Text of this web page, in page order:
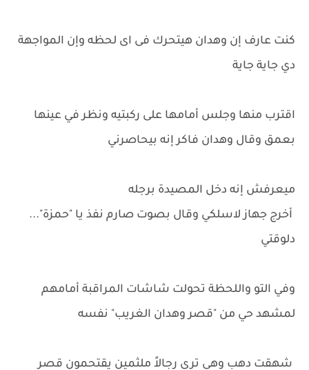
كنت عارف إن وهدان هيتحرك فى اى لحظه وإن المواجهة
دي جاية جاية
اقترب منها وجلس أمامها على ركبتيه ونظر في عينها
بعمق وقال وهدان فاكر إنه بيحاصرني
ميعرفش إنه دخل المصيدة برجله
أخرج جهاز لاسلكي وقال بصوت صارم نفذ يا "حمزة"...
دلوقتي
وفي التو واللحظة تحولت شاشات المراقبة أمامهم
لمشهد حي من "قصر وهدان الغريب" نفسه
شهقت دهب وهي ترى رجالاً ملثمين يقتحمون قصر